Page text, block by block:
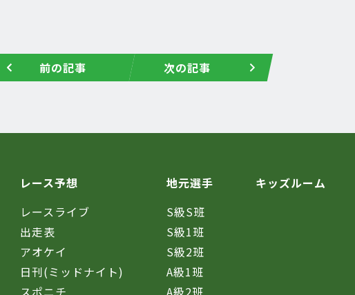
前の記事 次の記事
レース予想
レースライブ
出走表
アオケイ
日刊(ミッドナイト)
スポニチ
地元選手
S級S班
S級1班
S級2班
A級1班
A級2班
キッズルーム